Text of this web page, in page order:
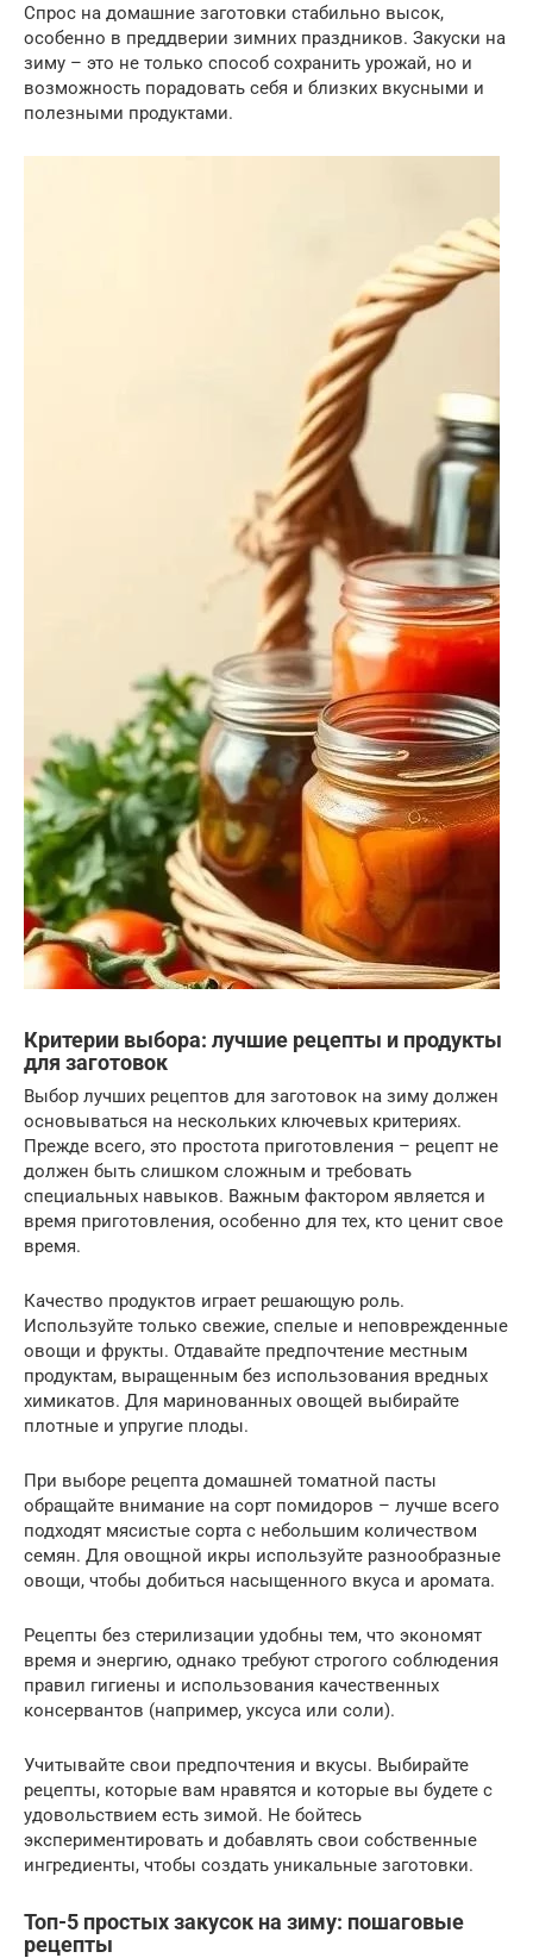
Спрос на домашние заготовки стабильно высок,
особенно в преддверии зимних праздников. Закуски на
зиму – это не только способ сохранить урожай, но и
возможность порадовать себя и близких вкусными и
полезными продуктами.
Критерии выбора: лучшие рецепты и продукты
для заготовок
Выбор лучших рецептов для заготовок на зиму должен
основываться на нескольких ключевых критериях.
Прежде всего, это простота приготовления – рецепт не
должен быть слишком сложным и требовать
специальных навыков. Важным фактором является и
время приготовления, особенно для тех, кто ценит свое
время.
Качество продуктов играет решающую роль.
Используйте только свежие, спелые и неповрежденные
овощи и фрукты. Отдавайте предпочтение местным
продуктам, выращенным без использования вредных
химикатов. Для маринованных овощей выбирайте
плотные и упругие плоды.
При выборе рецепта домашней томатной пасты
обращайте внимание на сорт помидоров – лучше всего
подходят мясистые сорта с небольшим количеством
семян. Для овощной икры используйте разнообразные
овощи, чтобы добиться насыщенного вкуса и аромата.
Рецепты без стерилизации удобны тем, что экономят
время и энергию, однако требуют строгого соблюдения
правил гигиены и использования качественных
консервантов (например, уксуса или соли).
Учитывайте свои предпочтения и вкусы. Выбирайте
рецепты, которые вам нравятся и которые вы будете с
удовольствием есть зимой. Не бойтесь
экспериментировать и добавлять свои собственные
ингредиенты, чтобы создать уникальные заготовки.
Топ-5 простых закусок на зиму: пошаговые
рецепты